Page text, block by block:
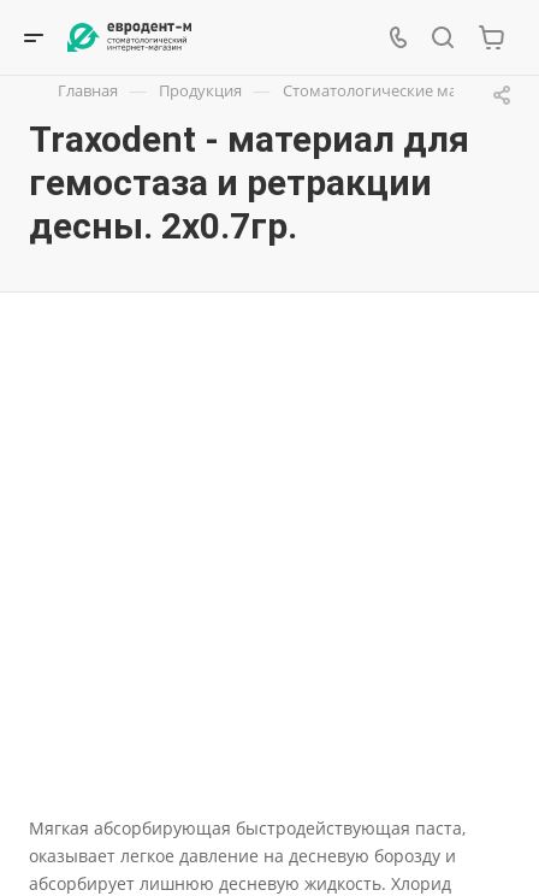
Главная — Продукция — Стоматологические материалы
Traxodent - материал для
гемостаза и ретракции
десны. 2х0.7гр.
Мягкая абсорбирующая быстродействующая паста,
оказывает легкое давление на десневую борозду и
абсорбирует лишнюю десневую жидкость. Хлорид